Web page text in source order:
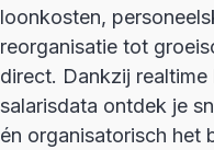
loonkosten,
reorganisatie tot
direct. Dankzij realtime
salarisdata ontdek je
én organisatorisch het